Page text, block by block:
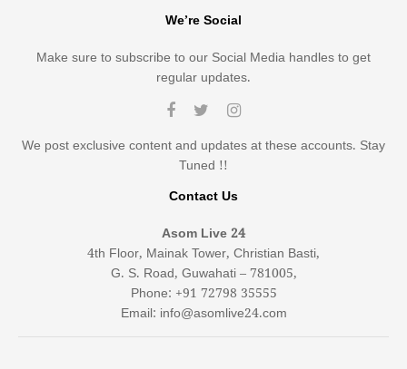
We’re Social
Make sure to subscribe to our Social Media handles to get
regular updates.
We post exclusive content and updates at these accounts. Stay
Tuned !!
Contact Us
Asom Live 24
4th Floor, Mainak Tower, Christian Basti,
G. S. Road, Guwahati – 781005,
Phone: +91 72798 35555
Email: info@asomlive24.com